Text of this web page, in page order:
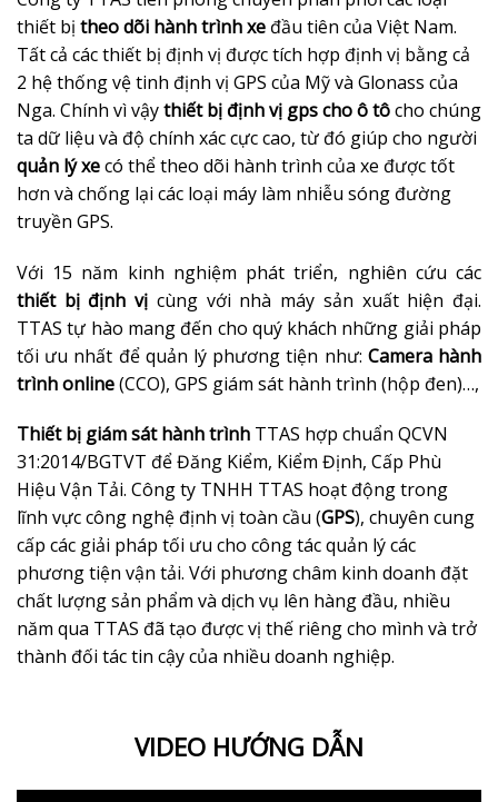
Công ty TTAS tiên phong chuyên phân phối các loại
thiết bịtheo dõi hành trình xeđầu tiên của Việt Nam.
Tất cả các thiết bị định vị được tích hợp định vị bằng cả
2 hệ thống vệ tinh định vị GPS của Mỹ và Glonass của
Nga. Chính vì vậythiết bị định vị gps cho ô tôcho chúng
ta dữ liệu và độ chính xác cực cao, từ đó giúp cho người
quản lý xecó thể theo dõi hành trình của xe được tốt
hơn và chống lại các loại máy làm nhiễu sóng đường
Với 15 năm kinh nghiệm phát triển, nghiên cứu các
thiết bị định vịcùng với nhà máy sản xuất hiện đại.
TTAS tự hào mang đến cho quý khách những giải pháp
tối ưu nhất để quản lý phương tiện như:Camera hành
Thiết bị giám sát hành trìnhTTAS hợp chuẩn QCVN
31:2014/BGTVT để Đăng Kiểm, Kiểm Định, Cấp Phù
Hiệu Vận Tải. Công ty TNHH TTAS hoạt động trong
lĩnh vực công nghệ định vị toàn cầu (GPS), chuyên cung
cấp các giải pháp tối ưu cho công tác quản lý các
phương tiện vận tải. Với phương châm kinh doanh đặt
chất lượng sản phẩm và dịch vụ lên hàng đầu, nhiều
năm qua TTAS đã tạo được vị thế riêng cho mình và trở